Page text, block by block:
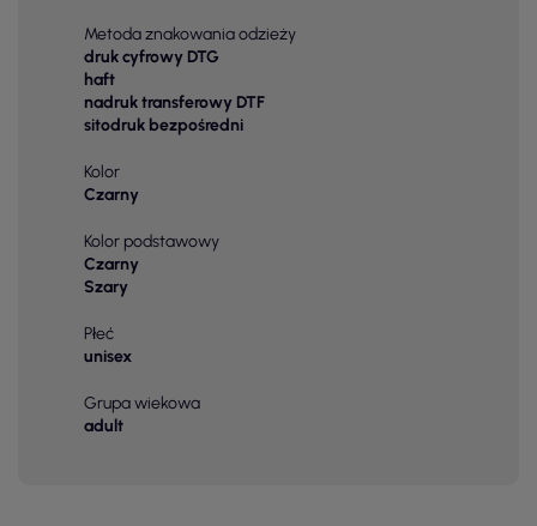
Metoda znakowania odzieży
druk cyfrowy DTG
haft
nadruk transferowy DTF
sitodruk bezpośredni
Kolor
Czarny
Kolor podstawowy
Czarny
Szary
Płeć
unisex
Grupa wiekowa
adult